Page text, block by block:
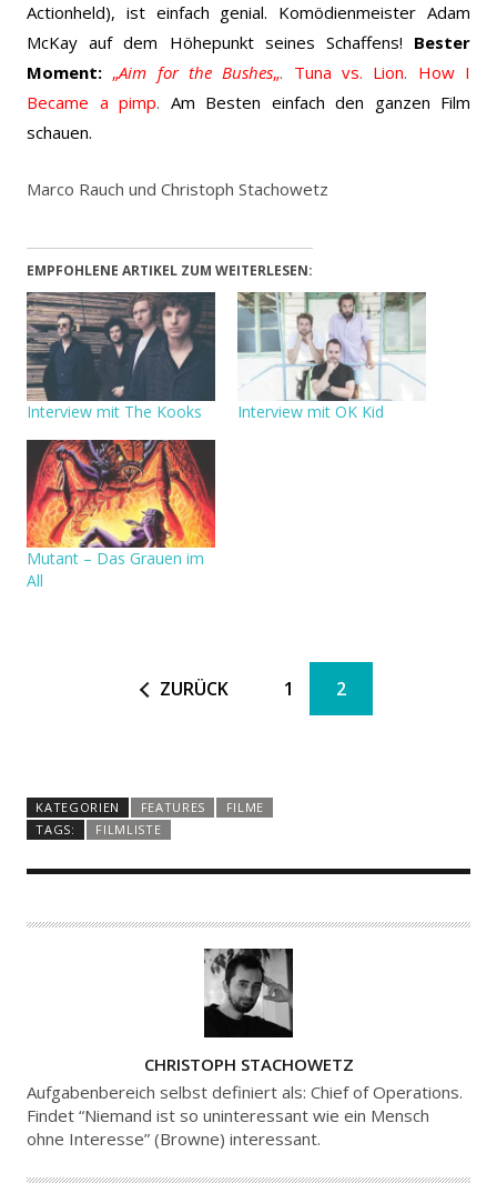
Actionheld), ist einfach genial. Komödienmeister Adam
McKay auf dem Höhepunkt seines Schaffens! Bester
Moment: „Aim for the Bushes„. Tuna vs. Lion. How I
Became a pimp. Am Besten einfach den ganzen Film
schauen.
Marco Rauch und Christoph Stachowetz
EMPFOHLENE ARTIKEL ZUM WEITERLESEN:
Interview mit The Kooks Interview mit OK Kid
Mutant – Das Grauen im
All
ZURÜCK 1 2
KATEGORIEN FEATURES
FILME
TAGS:
FILMLISTE
U
T
O
CHRISTOPH STACHOWETZ
Aufgabenbereich selbst definiert als: Chief of Operations.
Findet “Niemand ist so uninteressant wie ein Mensch
ohne Interesse” (Browne) interessant.